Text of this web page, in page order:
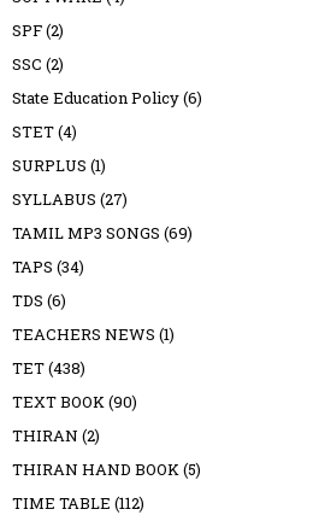
SPF(2)
SSC (2)
State Education Policy(6)
STET(4)
SURPLUS (1)
SYLLABUS (27)
TAMIL MP3 SONGS (69)
TAPS (34)
TDS (6)
TEACHERS NEWS (1)
TET(438)
TEXT BOOK(90)
THIRAN (2)
THIRAN HAND BOOK(5)
TIME TABLE (112)